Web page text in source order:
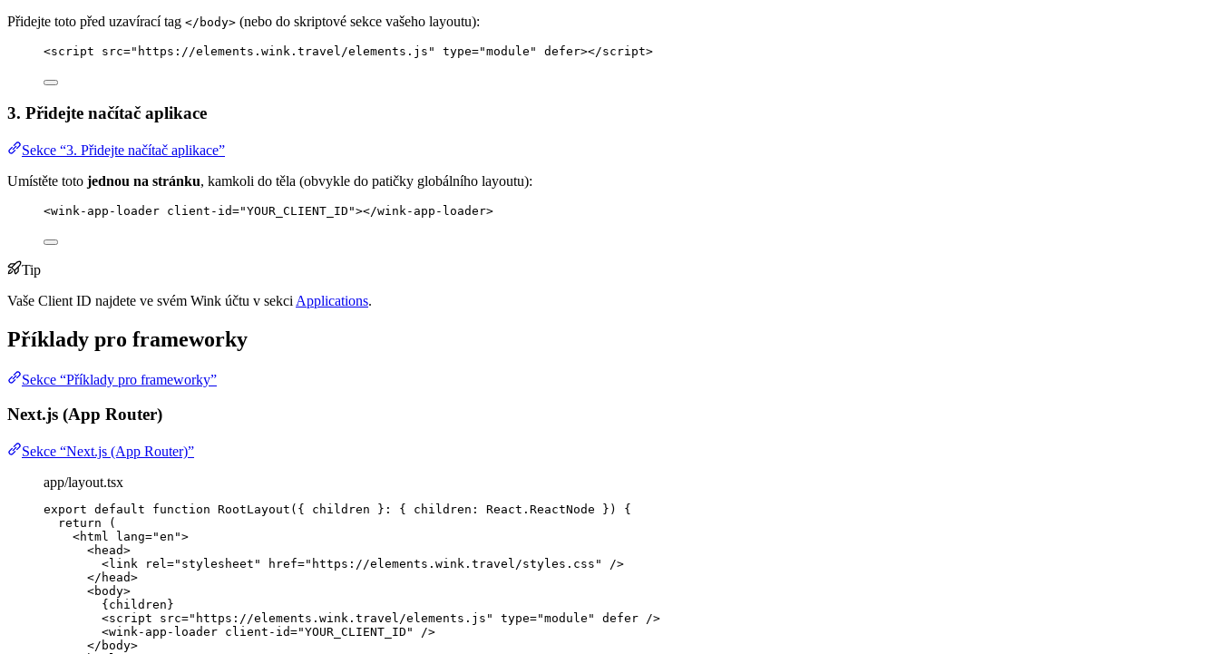
Přidejte toto před uzavírací tag </body> (nebo do skriptové sekce vašeho layoutu):
<script src=" https://elements.wink.travel/elements.js " type="module " defer></script>
3. Přidejte načítač aplikace
Sekce “3. Přidejte načítač aplikace”
Umístěte toto jednou na stránku, kamkoli do těla (obvykle do patičky globálního layoutu):
<wink-app-loader client-id="YOUR_CLIENT_ID "></wink-app-loader>
Tip
Vaše Client ID najdete ve svém Wink účtu v sekci Applications.
Příklady pro frameworky
Sekce “Příklady pro frameworky”
Next.js (App Router)
Sekce “Next.js (App Router)”
app/layout.tsx
export default function RootLayout ( { children } : { children : React . ReactNode } )
{
return (
<html lang="en ">
<head>
<link rel=" stylesheet " href=" https://elements.wink.travel/styles.css "
/>
</ head>
<body>
{ children }
<script src=" https://elements.wink.travel/elements.js " type="module " defer />
<wink-app-loader client-id="YOUR_CLIENT_ID "
/>
</ body>